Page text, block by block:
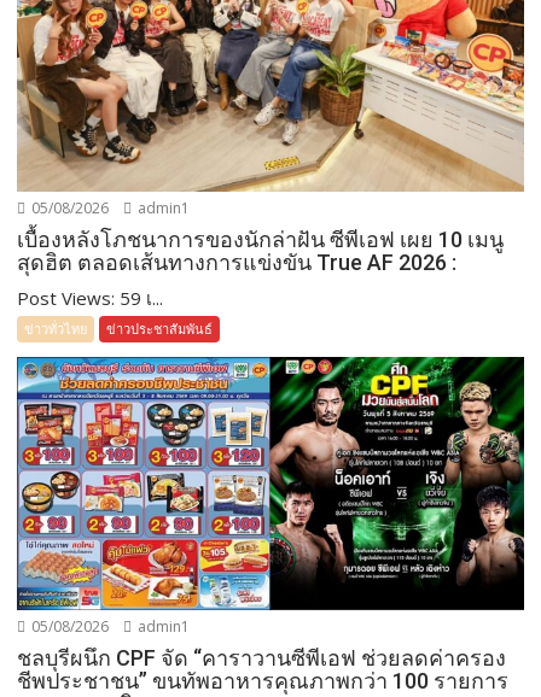
05/08/2026 admin1
เบื้องหลังโภชนาการของนักล่าฝัน ซีพีเอฟ เผย 10 เมนู
สุดฮิต ตลอดเส้นทางการแข่งขัน True AF 2026 :
Post Views: 59 เ...
ข่าวทั่วไทย ข่าวประชาสัมพันธ์
05/08/2026 admin1
ชลบุรีผนึก CPF จัด “คาราวานซีพีเอฟ ช่วยลดค่าครอง
ชีพประชาชน” ขนทัพอาหารคุณภาพกว่า 100 รายการ